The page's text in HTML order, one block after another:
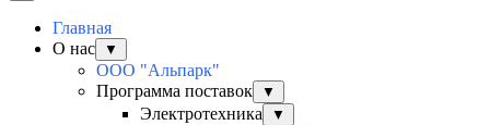
Главная
О нас
▼
ООО "Альпарк"
Программа поставок
▼
Электротехника ▼